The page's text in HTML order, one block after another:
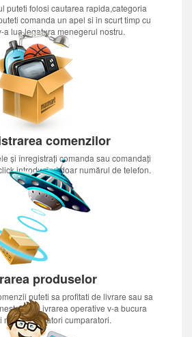
puteti folosi cautarea rapida,categoria
comanda un apel si in scurt timp cu
a lua legatura menegerul nostru.
comenzilor
și înregistrați comanda sau comandați
introducînd doar numărul de telefon.
produselor
puteti sa profitati de livrare sau sa
operative v-a bucura
mai nerabdatori cumparatori.